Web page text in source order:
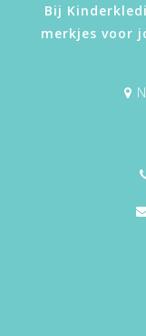
Bij
merkjes voor